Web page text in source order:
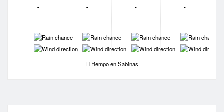
-
-
-
-
-
-
-
-
-
-
-
-
El tiempo en Sabinas